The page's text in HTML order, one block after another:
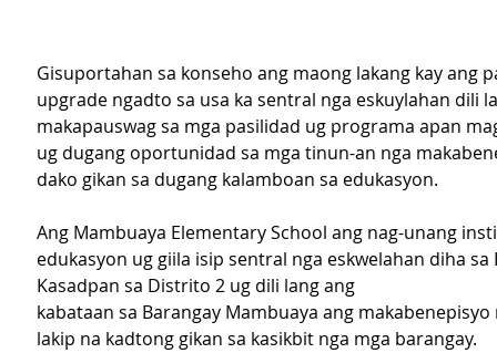
Gisuportahan sa konseho ang maong lakang kay ang
upgrade ngadto sa usa ka sentral nga eskuylahan dili
makapauswag sa mga pasilidad ug programa apan
ug dugang oportunidad sa mga tinun-an nga
dako gikan sa dugang kalamboan sa edukasyon.
Ang Mambuaya Elementary School ang nag-unang
edukasyon ug giila isip sentral nga eskwelahan diha
Kasadpan sa Distrito 2 ug dili lang ang
kabataan sa Barangay Mambuaya ang
lakip na kadtong gikan sa kasikbit nga mga barangay.